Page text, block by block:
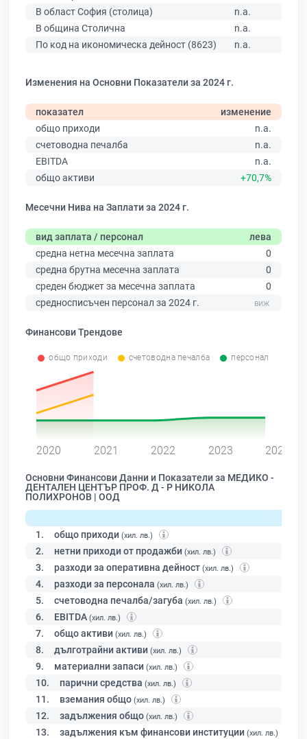
В област София (столица)
n.a.
В община Столична
n.a.
По код на икономическа дейност (8623)
n.a.
Изменения на Основни Показатели за 2024 г.
показател
изменение
общо приходи
n.a.
счетоводна печалба
n.a.
EBITDA
n.a.
общо активи
+70,7%
Месечни Нива на Заплати за 2024 г.
вид заплата / персонал
лева
средна нетна месечна заплата
0
средна брутна месечна заплата
0
среден бюджет за месечна заплата
0
средносписъчен персонал за 2024 г.
Финансови Трендове
общо приходи счетоводна печалба персонал
2020 2021 2022 2023 2024
Основни Финансови Данни и Показатели за МЕДИКО -
ДЕНТАЛЕН ЦЕНТЪР ПРОФ. Д - Р НИКОЛА
ПОЛИХРОНОВ | ООД
1. общо приходи (хил. лв.)
2. нетни приходи от продажби (хил. лв.)
3. разходи за оперативна дейност (хил. лв.)
4. разходи за персонала (хил. лв.)
5. счетоводна печалба/загуба (хил. лв.)
6. EBITDA (хил. лв.)
7. общо активи (хил. лв.)
8. дълготрайни активи (хил. лв.)
9. материални запаси (хил. лв.)
10. парични средства (хил. лв.)
11. вземания общо (хил. лв.)
12. задължения общо (хил. лв.)
13. задължения към финансови институции (хил. лв.)